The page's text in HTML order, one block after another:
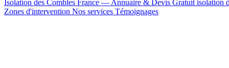
Isolation des Combles France — Annuaire & Devis Gratuit isolation
Zones d'intervention Nos services Témoignages